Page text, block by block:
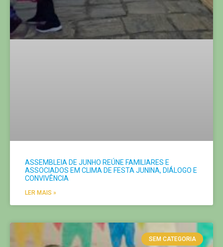
ASSEMBLEIA DE JUNHO REÚNE FAMILIARES E
ASSOCIADOS EM CLIMA DE FESTA JUNINA, DIÁLOGO E
CONVIVÊNCIA
LER MAIS »
SEM CATEGORIA